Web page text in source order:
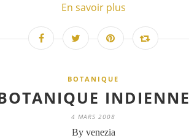
En savoir plus
BOTANIQUE
INDIENNE
4 MARS 2008
By venezia